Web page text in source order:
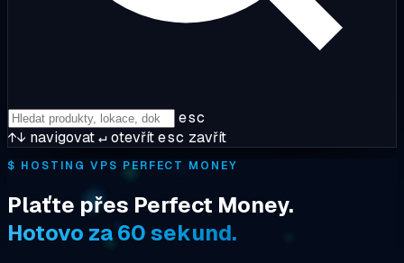
esc
↑↓ navigovat↵otevřítesc zavřít
$ HOSTING VPS PERFECT MONEY
Plaťte přes Perfect Money.
Hotovo za 60 sekund.